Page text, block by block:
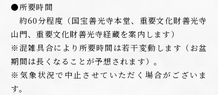
●所要時間
約60分程度（国宝善光寺本堂、重要文化財善光寺
山門、重要文化財善光寺経蔵を案内します）
※混雑具合により所要時間は若干変動します（お盆
期間は長くなることが予想されます）。
※気象状況で中止させていただく場合がございま
す。